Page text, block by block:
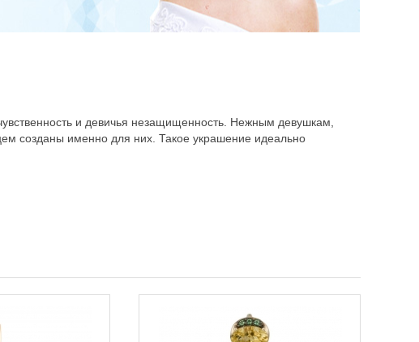
и девичья незащищенность. Нежным девушкам,
созданы именно для них. Такое украшение идеально